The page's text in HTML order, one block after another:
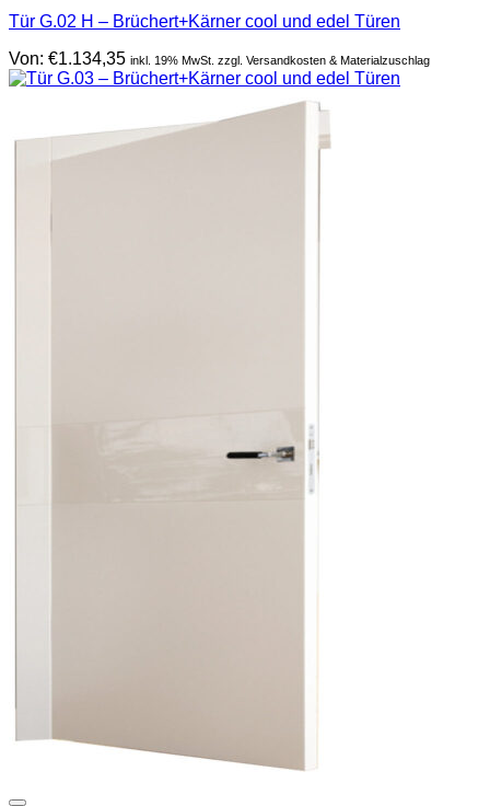
Tür G.02 H – Brüchert+Kärner cool und edel Türen
Von: €1.134,35 inkl. 19% MwSt. zzgl. Versandkosten & Materialzuschlag